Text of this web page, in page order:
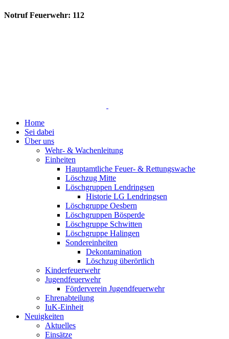
Notruf Feuerwehr: 112
Home
Sei dabei
Über uns
Wehr- & Wachenleitung
Einheiten
Hauptamtliche Feuer- & Rettungswache
Löschzug Mitte
Löschgruppen Lendringsen
Historie LG Lendringsen
Löschgruppe Oesbern
Löschgruppen Bösperde
Löschgruppe Schwitten
Löschgruppe Halingen
Sondereinheiten
Dekontamination
Löschzug überörtlich
Kinderfeuerwehr
Jugendfeuerwehr
Förderverein Jugendfeuerwehr
Ehrenabteilung
IuK-Einheit
Neuigkeiten
Aktuelles
Einsätze